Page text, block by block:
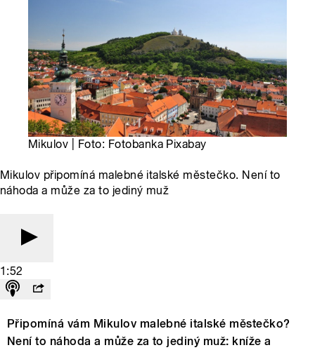
Mikulov | Foto: Fotobanka Pixabay
Mikulov připomíná malebné italské městečko. Není to
náhoda a může za to jediný muž
1:52
Připomíná vám Mikulov malebné italské městečko?
Není to náhoda a může za to jediný muž: kníže a